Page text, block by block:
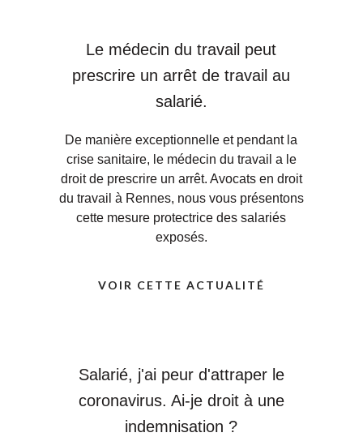
Le médecin du travail peut
prescrire un arrêt de travail au
salarié.
De manière exceptionnelle et pendant la
crise sanitaire, le médecin du travail a le
droit de prescrire un arrêt. Avocats en droit
du travail à Rennes, nous vous présentons
cette mesure protectrice des salariés
exposés.
VOIR CETTE ACTUALITÉ
Salarié, j'ai peur d'attraper le
coronavirus. Ai-je droit à une
indemnisation ?